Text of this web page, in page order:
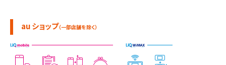
au ショップ（一部店舗を除く）